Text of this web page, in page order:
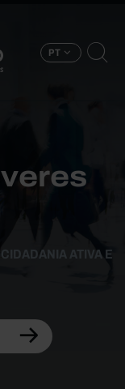
PT
ATIVA E